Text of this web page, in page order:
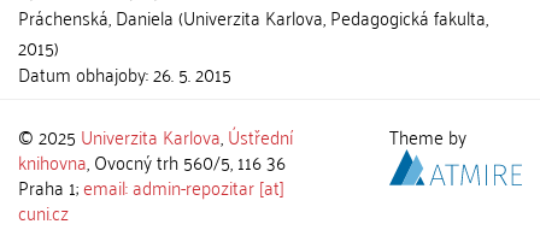
Práchenská, Daniela(Univerzita Karlova, Pedagogická fakulta,
2015)
Datum obhajoby:26. 5. 2015
© 2025 Univerzita Karlova,Ústřední
knihovna, Ovocný trh 560/5, 116 36
Praha 1;email: admin-repozitar [at]
cuni.cz
Theme by